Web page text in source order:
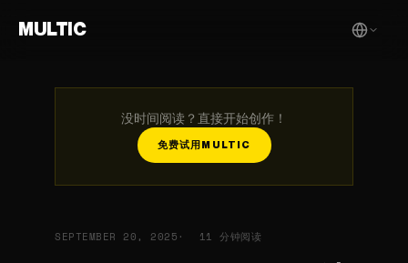
MULTIC
没时间阅读？直接开始创作！
免费试用MULTIC
SEPTEMBER 20, 2025 11 分钟阅读